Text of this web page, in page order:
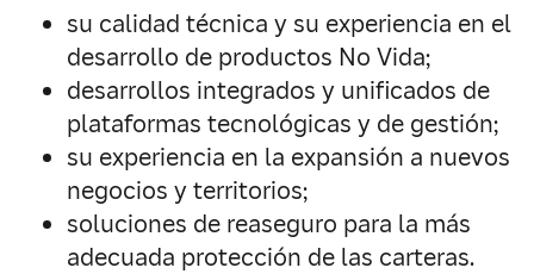
su calidad técnica y su experiencia en el
desarrollo de productos No Vida;
desarrollos integrados y unificados de
plataformas tecnológicas y de gestión;
su experiencia en la expansión a nuevos
negocios y territorios;
soluciones de reaseguro para la más
adecuada protección de las carteras.